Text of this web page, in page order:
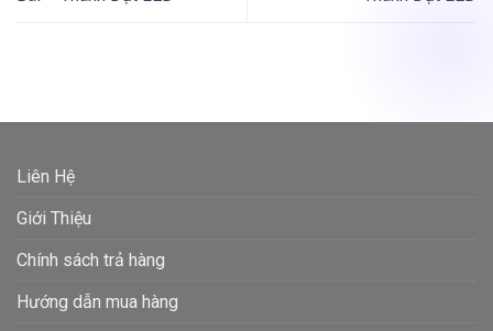
Liên Hệ
Giới Thiệu
Chính sách trả hàng
Hướng dẫn mua hàng